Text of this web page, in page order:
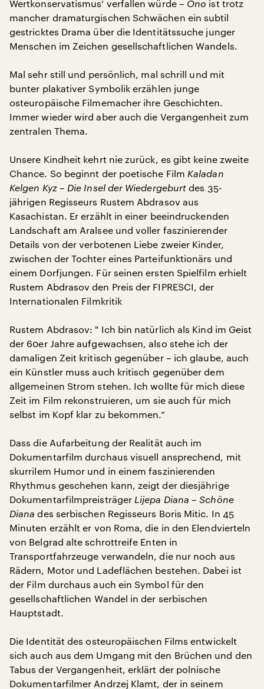
Wertkonservatismus‘ verfallen würde – Ono ist trotz
mancher dramaturgischen Schwächen ein subtil
gestricktes Drama über die Identitätssuche junger
Menschen im Zeichen gesellschaftlichen Wandels.
Mal sehr still und persönlich, mal schrill und mit
bunter plakativer Symbolik erzählen junge
osteuropäische Filmemacher ihre Geschichten.
Immer wieder wird aber auch die Vergangenheit zum
zentralen Thema.
Unsere Kindheit kehrt nie zurück, es gibt keine zweite
Chance. So beginnt der poetische Film Kaladan
Kelgen Kyz – Die Insel der Wiedergeburt des 35-
jährigen Regisseurs Rustem Abdrasov aus
Kasachistan. Er erzählt in einer beeindruckenden
Landschaft am Aralsee und voller faszinierender
Details von der verbotenen Liebe zweier Kinder,
zwischen der Tochter eines Parteifunktionärs und
einem Dorfjungen. Für seinen ersten Spielfilm erhielt
Rustem Abdrasov den Preis der FIPRESCI, der
Internationalen Filmkritik
Rustem Abdrasov: " Ich bin natürlich als Kind im Geist
der 60er Jahre aufgewachsen, also stehe ich der
damaligen Zeit kritisch gegenüber – ich glaube, auch
ein Künstler muss auch kritisch gegenüber dem
allgemeinen Strom stehen. Ich wollte für mich diese
Zeit im Film rekonstruieren, um sie auch für mich
selbst im Kopf klar zu bekommen.“
Dass die Aufarbeitung der Realität auch im
Dokumentarfilm durchaus visuell ansprechend, mit
skurrilem Humor und in einem faszinierenden
Rhythmus geschehen kann, zeigt der diesjährige
Dokumentarfilmpreisträger Lijepa Diana – Schöne
Diana des serbischen Regisseurs Boris Mitic. In 45
Minuten erzählt er von Roma, die in den Elendvierteln
von Belgrad alte schrottreife Enten in
Transportfahrzeuge verwandeln, die nur noch aus
Rädern, Motor und Ladeflächen bestehen. Dabei ist
der Film durchaus auch ein Symbol für den
gesellschaftlichen Wandel in der serbischen
Hauptstadt.
Die Identität des osteuropäischen Films entwickelt
sich auch aus dem Umgang mit den Brüchen und den
Tabus der Vergangenheit, erklärt der polnische
Dokumentarfilmer Andrzej Klamt, der in seinem